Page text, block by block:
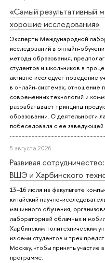
«Самый результативный
хорошие исследования»
Эксперты Международной
исследований в онлайн-
методы образования,
студентов и школьников в
активно исследует поведение
в онлайн-системах, отношение
современных технологий и
разрабатывает принципы
образовании. О деятельности
побеседовала с ее заведующей
5 августа 2026
Развивая
ВШЭ и Харбинского
13–16 июля на факультете
китайский научно-
машинного обучения,
лабораторией облачных и
Харбинским политехническим
из семи студентов и трех
Москву, чтобы принять участие
программе.